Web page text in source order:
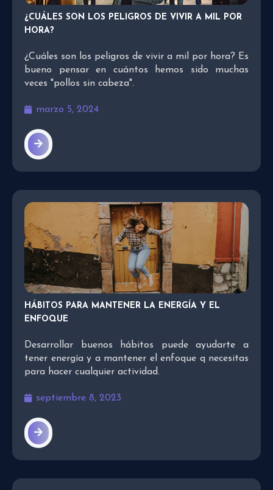
¿CUÁLES SON LOS PELIGROS DE VIVIR A MIL POR
HORA?
¿Cuáles son los peligros de vivir a mil por hora? Es
bueno pensar en cuántos hemos sido muchas
veces "pollos sin cabeza".
marzo 5, 2024
HÁBITOS PARA MANTENER LA ENERGÍA Y EL
ENFOQUE
Desarrollar buenos hábitos puede ayudarte a
tener energía y a mantener el enfoque q necesitas
para hacer cualquier actividad.
septiembre 8, 2023